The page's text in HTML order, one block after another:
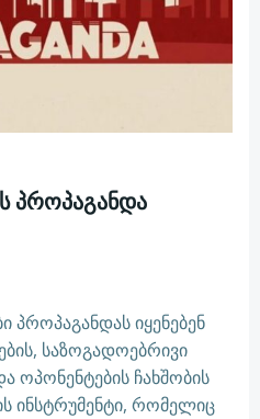
პროპაგანდა
იყენებენ
საზოგადოებრივი
ოპონენტების ჩახშობის
ინსტრუმენტი, რომელიც